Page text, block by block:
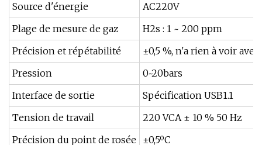
Source d'énergie
AC220V
Plage de mesure de gaz
H2s : 1 ~ 200 ppm
Précision et répétabilité
±0,5 %, n'a rien à voir
Pression
0~20bars
Interface de sortie
Spécification USB1.1
Tension de travail
220 VCA ± 10 % 50 Hz
Précision du point de rosée ±0,5ºC